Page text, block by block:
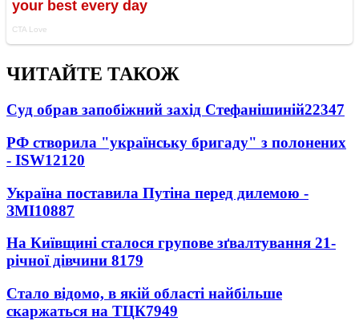
ЧИТАЙТЕ ТАКОЖ
Суд обрав запобіжний захід Стефанішиній22347
РФ створила "українську бригаду" з полонених
- ISW12120
Україна поставила Путіна перед дилемою -
ЗМІ10887
На Київщині сталося групове зґвалтування 21-
річної дівчини 8179
Стало відомо, в якій області найбільше
скаржаться на ТЦК7949